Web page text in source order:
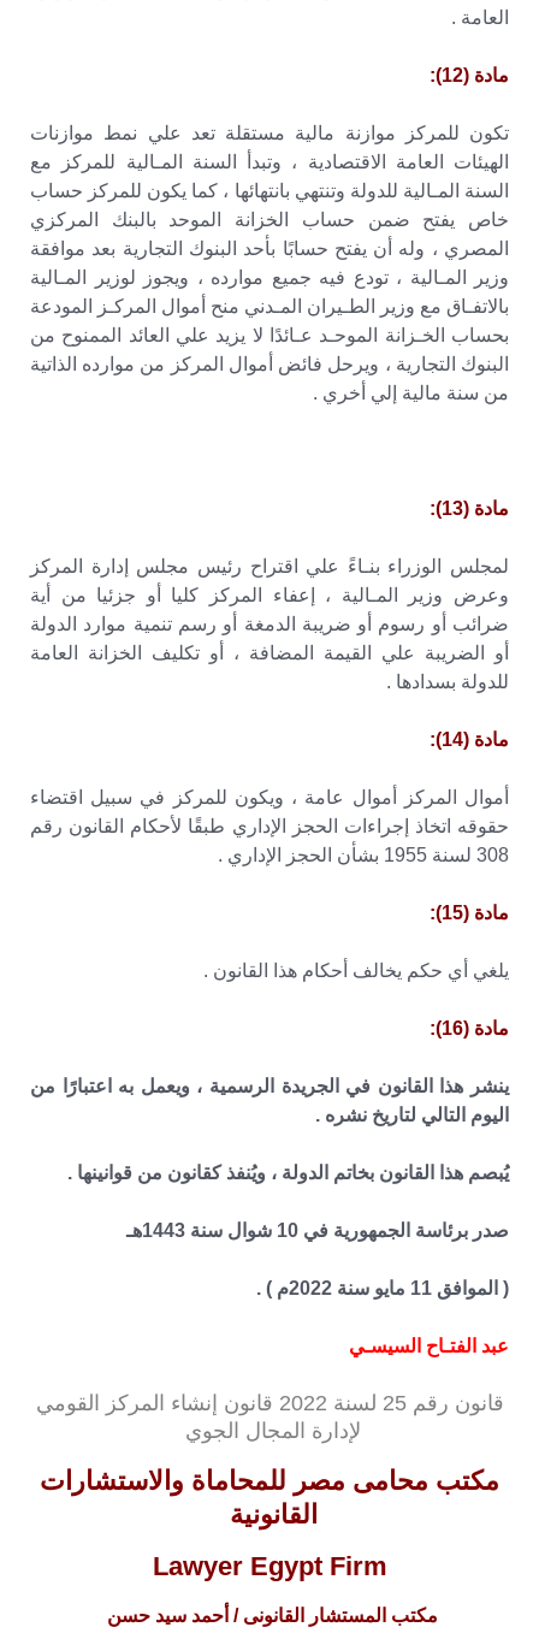
العامة .
مادة (12):
تكون للمركز موازنة مالية مستقلة تعد علي نمط موازنات
الهيئات العامة الاقتصادية ، وتبدأ السنة المـالية للمركز مع
السنة المـالية للدولة وتنتهي بانتهائها ، كما يكون للمركز حساب
خاص يفتح ضمن حساب الخزانة الموحد بالبنك المركزي
المصري ، وله أن يفتح حسابًا بأحد البنوك التجارية بعد موافقة
وزير المـالية ، تودع فيه جميع موارده ، ويجوز لوزير المـالية
بالاتفـاق مع وزير الطـيران المـدني منح أموال المركـز المودعة
بحساب الخـزانة الموحـد عـائدًا لا يزيد علي العائد الممنوح من
البنوك التجارية ، ويرحل فائض أموال المركز من موارده الذاتية
من سنة مالية إلي أخري .
مادة (13):
لمجلس الوزراء بنـاءً علي اقتراح رئيس مجلس إدارة المركز
وعرض وزير المـالية ، إعفاء المركز كليا أو جزئيا من أية
ضرائب أو رسوم أو ضريبة الدمغة أو رسم تنمية موارد الدولة
أو الضريبة علي القيمة المضافة ، أو تكليف الخزانة العامة
للدولة بسدادها .
مادة (14):
أموال المركز أموال عامة ، ويكون للمركز في سبيل اقتضاء
حقوقه اتخاذ إجراءات الحجز الإداري طبقًا لأحكام القانون رقم
308 لسنة 1955 بشأن الحجز الإداري .
مادة (15):
يلغي أي حكم يخالف أحكام هذا القانون .
مادة (16):
ينشر هذا القانون في الجريدة الرسمية ، ويعمل به اعتبارًا من
اليوم التالي لتاريخ نشره .
يُبصم هذا القانون بخاتم الدولة ، ويُنفذ كقانون من قوانينها .
صدر برئاسة الجمهورية في 10 شوال سنة 1443هـ
( الموافق 11 مايو سنة 2022م ) .
عبد الفتـاح السيسـي
قانون رقم 25 لسنة 2022 قانون إنشاء المركز القومي
لإدارة المجال الجوي
مكتب محامى مصر للمحاماة والاستشارات
القانونية
Lawyer Egypt Firm
مكتب المستشار القانونى / أحمد سيد حسن